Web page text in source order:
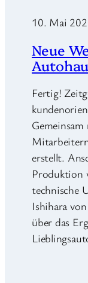
10. Mai
Neue
Fertig!
erstellt.
Produktion
technische
Ishihara
über das